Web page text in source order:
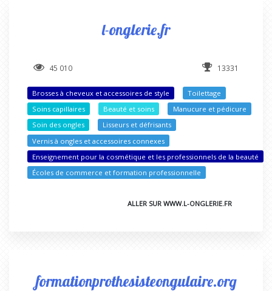
l-onglerie.fr
45 010 13331
Brosses à cheveux et accessoires de style
Toilettage
Soins capillaires
Beauté et soins
Manucure et pédicure
Soin des ongles
Lisseurs et défrisants
Vernis à ongles et accessoires connexes
Enseignement pour la cosmétique et les professionnels de la beauté
Écoles de commerce et formation professionnelle
ALLER SUR WWW.L-ONGLERIE.FR
formationprothesisteongulaire.org